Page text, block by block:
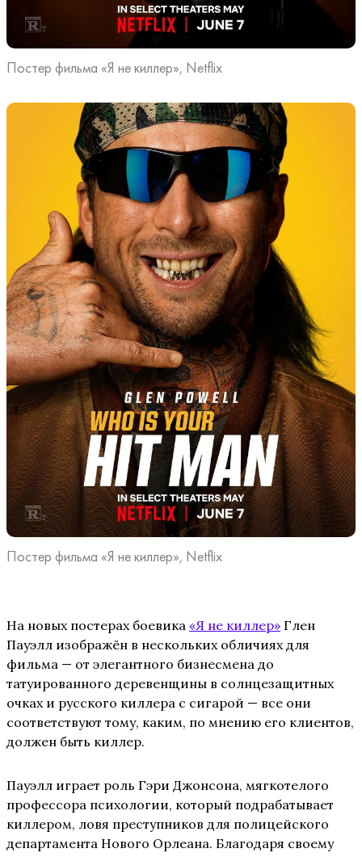
Постер фильма «Я не киллер», Netflix
Постер фильма «Я не киллер», Netflix
На новых постерах боевика «Я не киллер» Глен
Пауэлл изображён в нескольких обличиях для
фильма — от элегантного бизнесмена до
татуированного деревенщины в солнцезащитных
очках и русского киллера с сигарой — все они
соответствуют тому, каким, по мнению его клиентов,
должен быть киллер.
Пауэлл играет роль Гэри Джонсона, мягкотелого
профессора психологии, который подрабатывает
киллером, ловя преступников для полицейского
департамента Нового Орлеана. Благодаря своему